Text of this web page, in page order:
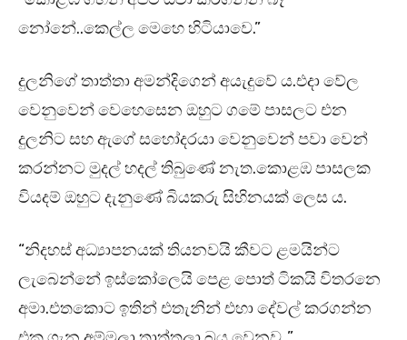
නෝනේ..කෙල්ල මෙහෙ හිටියාවෙ.”
දුලනිගේ තාත්තා අමන්දිගෙන් අයැදුවේ ය.එදා වේල
වෙනුවෙන් වෙහෙසෙන ඔහුට ගමේ පාසලට එන
දුලනිට සහ ඇගේ සහෝදරයා වෙනුවෙන් පවා වෙන්
කරන්නට මුදල් හදල් තිබුණේ නැත.කොළඹ පාසලක
වියදම් ඔහුට දැනුණේ බියකරු සිහිනයක් ලෙස ය.
“නිදහස් අධ්‍යාපනයක් තියනවයි කීවට ළමයින්ට
ලැබෙන්නේ ඉස්කෝලෙයි පෙළ පොත් ටිකයි විතරනෙ
අමා.එතකොට ඉතින් එතැනින් එහා දේවල් කරගන්න